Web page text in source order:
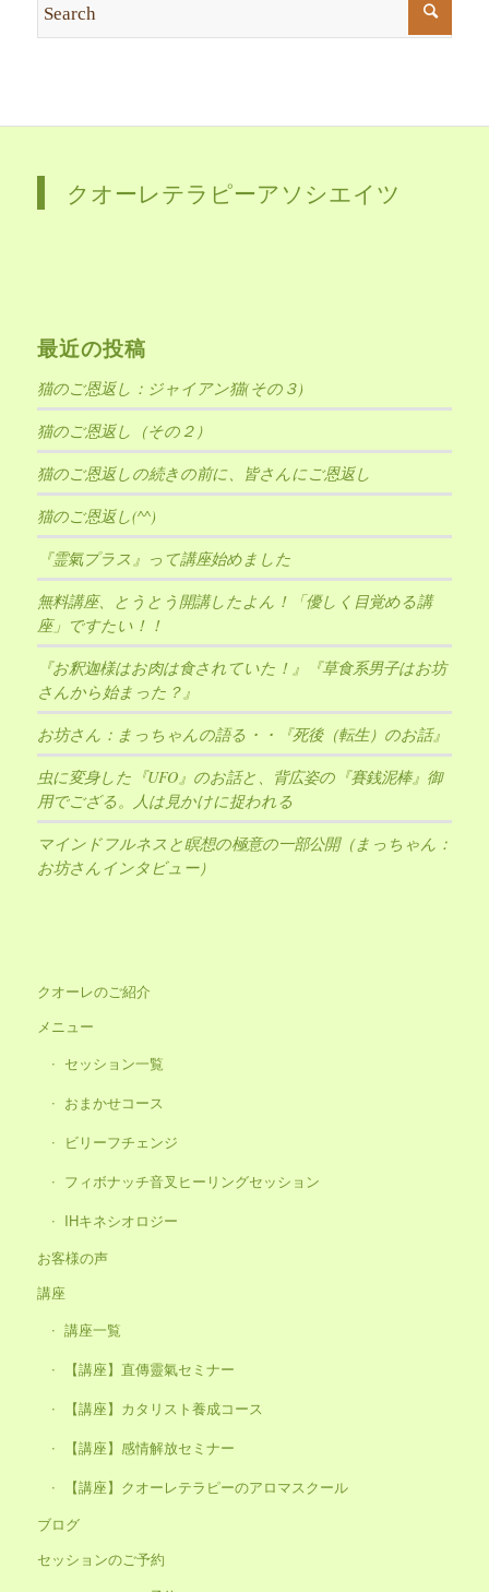
クオーレテラピーアソシエイツ
最近の投稿
猫のご恩返し：ジャイアン猫(その３)
猫のご恩返し（その２）
猫のご恩返しの続きの前に、皆さんにご恩返し
猫のご恩返し(^^)
『霊氣プラス』って講座始めました
無料講座、とうとう開講したよん！「優しく目覚める講
座」ですたい！！
『お釈迦様はお肉は食されていた！』『草食系男子はお坊
さんから始まった？』
お坊さん：まっちゃんの語る・・『死後（転生）のお話』
虫に変身した『UFO』のお話と、背広姿の『賽銭泥棒』御
用でござる。人は見かけに捉われる
マインドフルネスと瞑想の極意の一部公開（まっちゃん：
お坊さんインタビュー）
クオーレのご紹介
メニュー
セッション一覧
おまかせコース
ビリーフチェンジ
フィボナッチ音叉ヒーリングセッション
IHキネシオロジー
お客様の声
講座
講座一覧
【講座】直傳靈氣セミナー
【講座】カタリスト養成コース
【講座】感情解放セミナー
【講座】クオーレテラピーのアロマスクール
ブログ
セッションのご予約